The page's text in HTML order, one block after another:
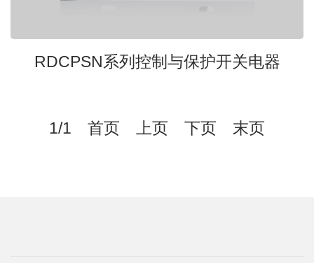
RDCPSN系列控制与保护开关电器
1/1 首页 上页 下页 末页